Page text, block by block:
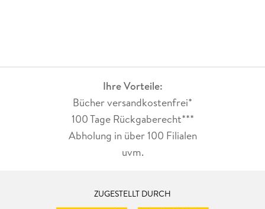
Ihre Vorteile:
Bücher versandkostenfrei*
100 Tage Rückgaberecht***
Abholung in über 100 Filialen
uvm.
ZUGESTELLT DURCH